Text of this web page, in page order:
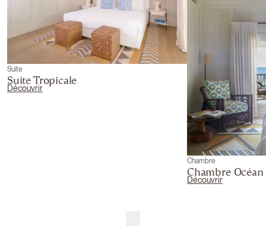
Suite
Suite Tropicale
Découvrir
Chambre
Chambre Océan
Découvrir